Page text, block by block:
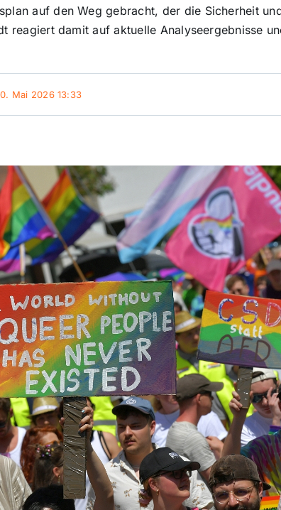
auf den Weg gebracht, der die Sicherheit
reagiert damit auf aktuelle Analyseergebnisse
Mai 2026 13:33